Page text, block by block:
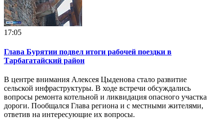
17:05
Глава Бурятии подвел итоги рабочей поездки в
Тарбагатайский район
В центре внимания Алексея Цыденова стало развитие
сельской инфраструктуры. В ходе встречи обсуждались
вопросы ремонта котельной и ликвидация опасного участка
дороги. Пообщался Глава региона и с местными жителями,
ответив на интересующие их вопросы.